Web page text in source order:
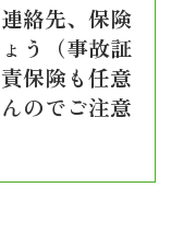
絡先、保険
う（事故証
保険も任意
のでご注意